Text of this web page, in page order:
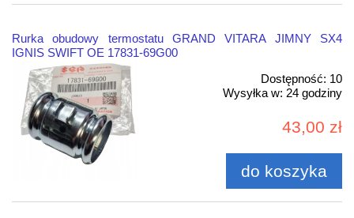
Rurka obudowy termostatu GRAND VITARA JIMNY SX4
IGNIS SWIFT OE 17831-69G00
Dostępność: 10
Wysyłka w: 24 godziny
43,00 zł
do koszyka